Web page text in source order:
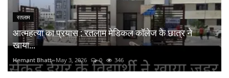
रतलाम
आत्महत्या का प्रयास : रतलाम मेडिकल कॉलेज के छात्र ने
खाया...
Hemant Bhatt May 3, 2026 0 346